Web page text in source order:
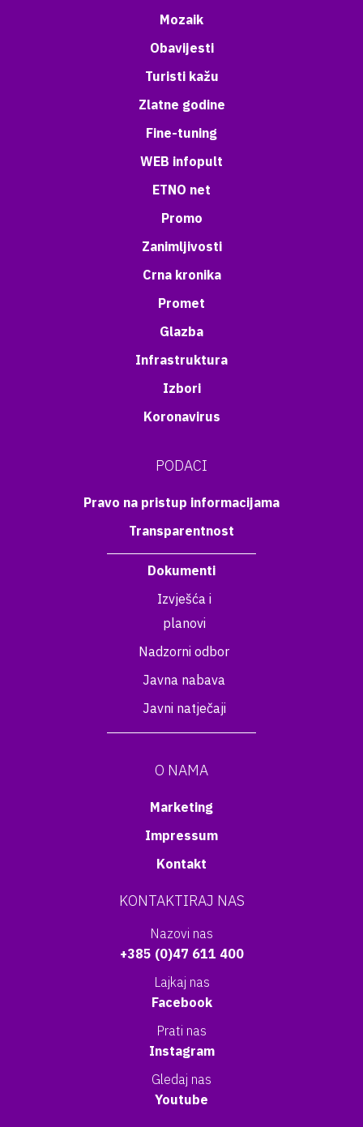
Mozaik
Obavijesti
Turisti kažu
Zlatne godine
Fine-tuning
WEB infopult
ETNO net
Promo
Zanimljivosti
Crna kronika
Promet
Glazba
Infrastruktura
Izbori
Koronavirus
PODACI
Pravo na pristup informacijama
Transparentnost
Dokumenti
Izvješća i
planovi
Nadzorni odbor
Javna nabava
Javni natječaji
O NAMA
Marketing
Impressum
Kontakt
KONTAKTIRAJ NAS
Nazovi nas
+385 (0)47 611 400
Lajkaj nas
Facebook
Prati nas
Instagram
Gledaj nas
Youtube